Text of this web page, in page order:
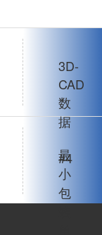
3D-
CAD
数
据
#4
最
小
包